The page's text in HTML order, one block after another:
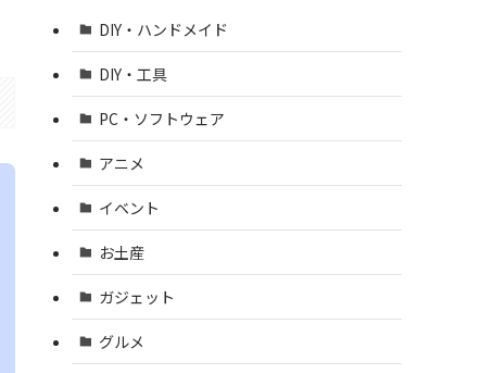
DIY・ハンドメイド
DIY・工具
PC・ソフトウェア
アニメ
イベント
お土産
ガジェット
グルメ